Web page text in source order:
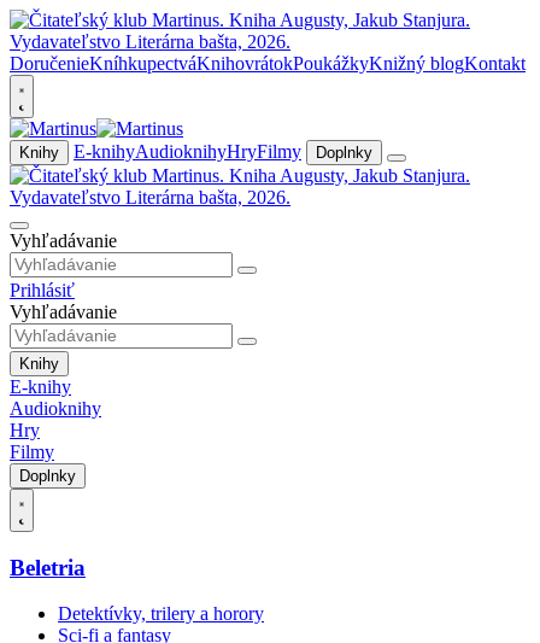
DoručenieKníhkupectváKnihovrátokPoukážkyKnižný blogKontakt
Knihy E-knihyAudioknihyHryFilmy Doplnky
Vyhľadávanie
Prihlásiť
Vyhľadávanie
Knihy
E-knihy
Audioknihy
Hry
Filmy
Doplnky
Beletria
Detektívky, trilery a horory
Sci-fi a fantasy